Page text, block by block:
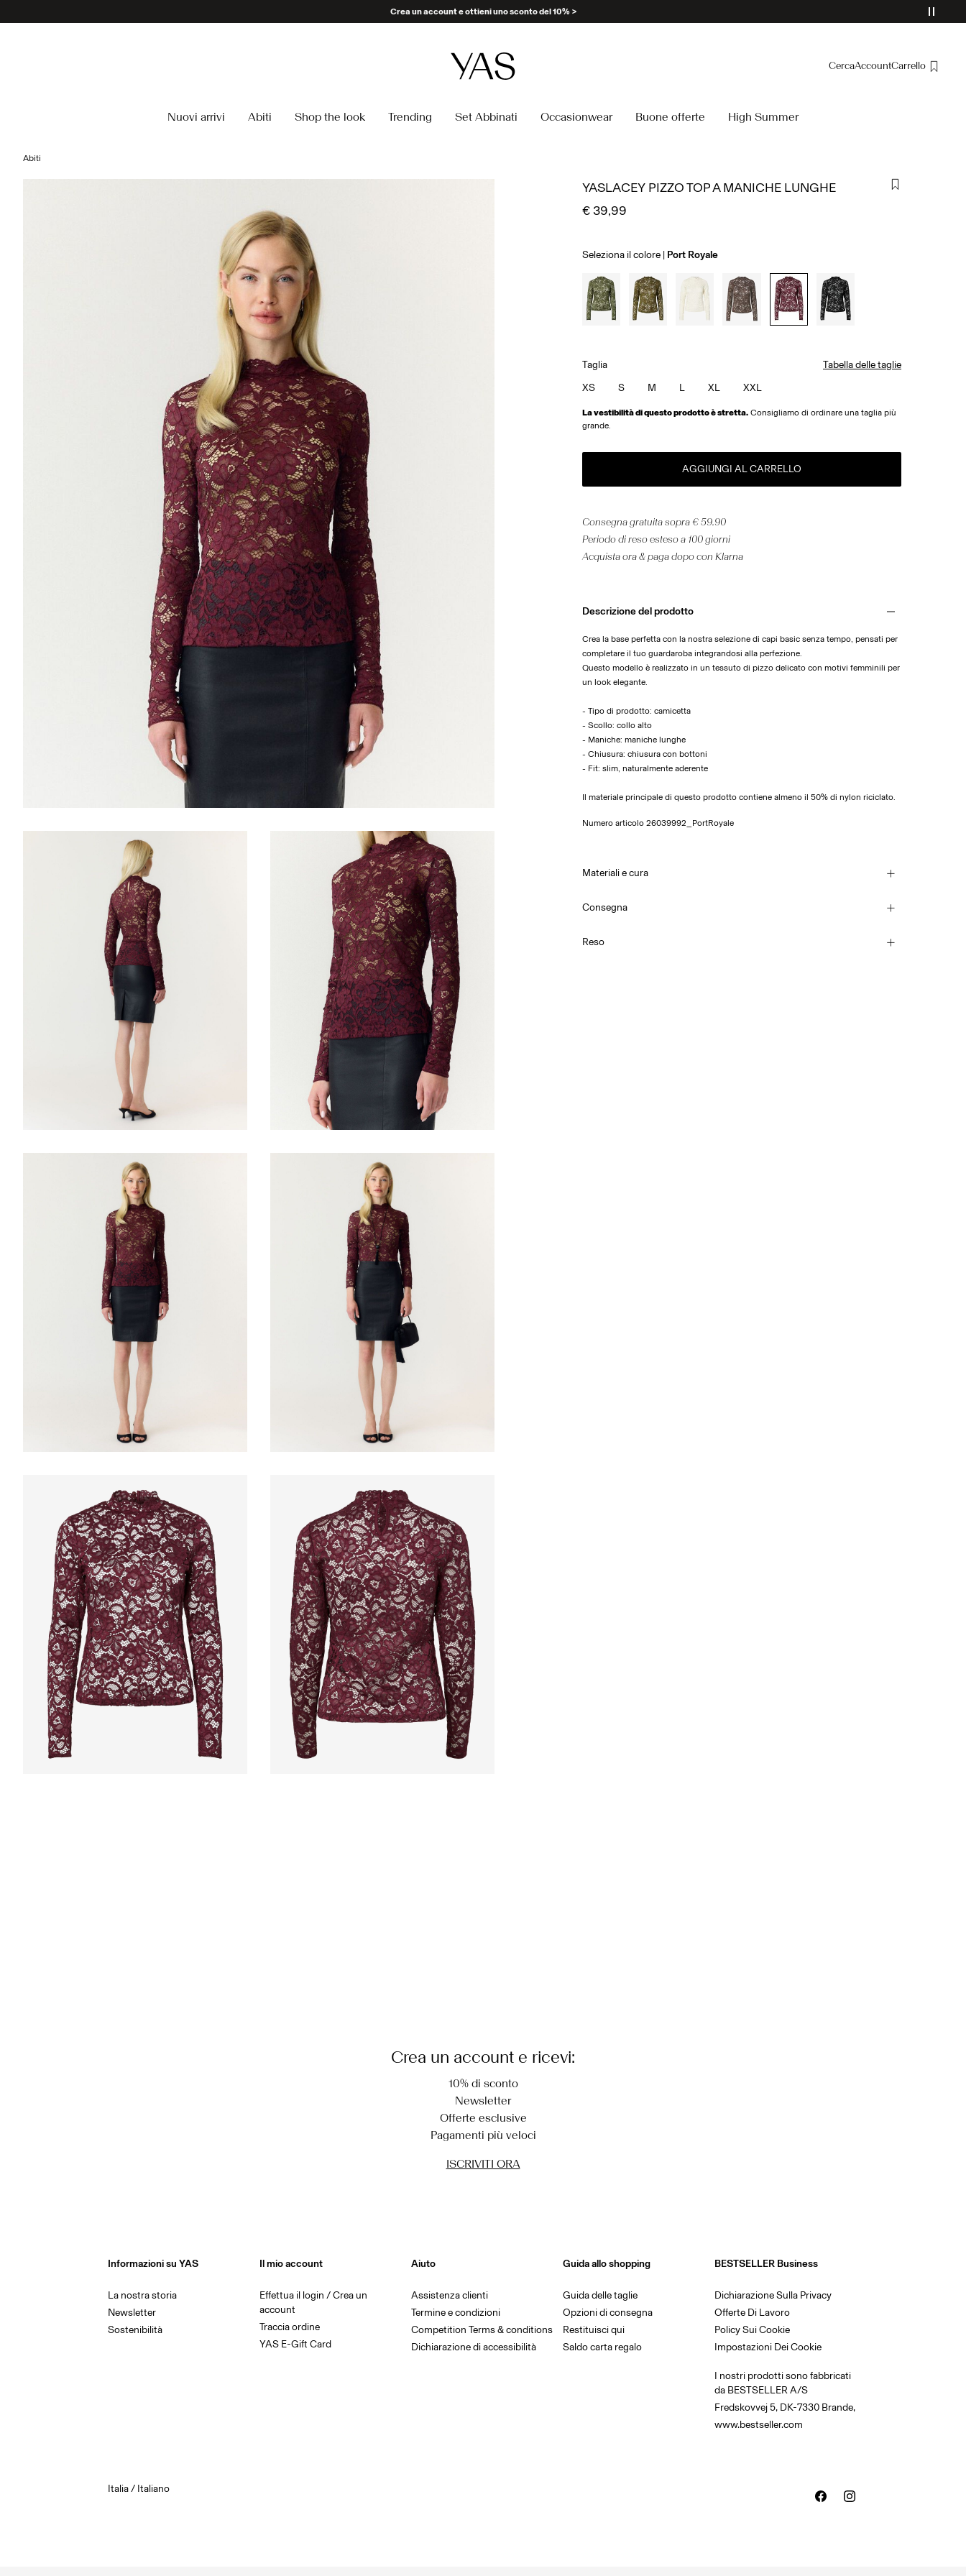
CercaAccount
Assistenza
Carrello
Nuovi arrivi Abiti Shop the look Trending Set Abbinati Occasionwear Buone offerte High Summer
Abiti
YASLACEY PIZZO TOP A MANICHE LUNGHE
€ 39,99
Seleziona il colore Port Royale
Taglia
Tabella delle taglie
XS
S M L XL XXL
La vestibilità di questo prodotto è stretta. Consigliamo di ordinare una taglia più
grande.
AGGIUNGI AL CARRELLO
Consegna gratuita sopra € 59.90
Periodo di reso esteso a 100 giorni
Acquista ora & paga dopo con Klarna
Descrizione del prodotto
Crea la base perfetta con la nostra selezione di capi basic senza tempo, pensati per
completare il tuo guardaroba integrandosi alla perfezione.
Questo modello è realizzato in un tessuto di pizzo delicato con motivi femminili per
un look elegante.
- Tipo di prodotto: camicetta
- Scollo: collo alto
- Maniche: maniche lunghe
- Chiusura: chiusura con bottoni
- Fit: slim, naturalmente aderente
Il materiale principale di questo prodotto contiene almeno il 50% di nylon riciclato.
Numero articolo 26039992_PortRoyale
Materiali e cura
Consegna
Reso
Crea un account e ricevi:
10% di sconto
Newsletter
Offerte esclusive
Pagamenti più veloci
ISCRIVITI ORA
Informazioni su YAS
La nostra storia
Newsletter
Sostenibilità
Il mio account
Effettua il login / Crea un
account
Traccia ordine
YAS E-Gift Card
Aiuto
Assistenza clienti
Termine e condizioni
Competition Terms & conditions
Dichiarazione di accessibilità
Guida allo shopping
Guida delle taglie
Opzioni di consegna
Restituisci qui
Saldo carta regalo
BESTSELLER Business
Dichiarazione Sulla Privacy
Offerte Di Lavoro
Policy Sui Cookie
Impostazioni Dei Cookie
I nostri prodotti sono fabbricati
da BESTSELLER A/S
Fredskovvej 5, DK-7330 Brande,
www.bestseller.com
Italia / Italiano